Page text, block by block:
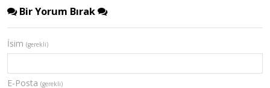
Bir Yorum Bırak
İsim (gerekli)
E-Posta (gerekli)